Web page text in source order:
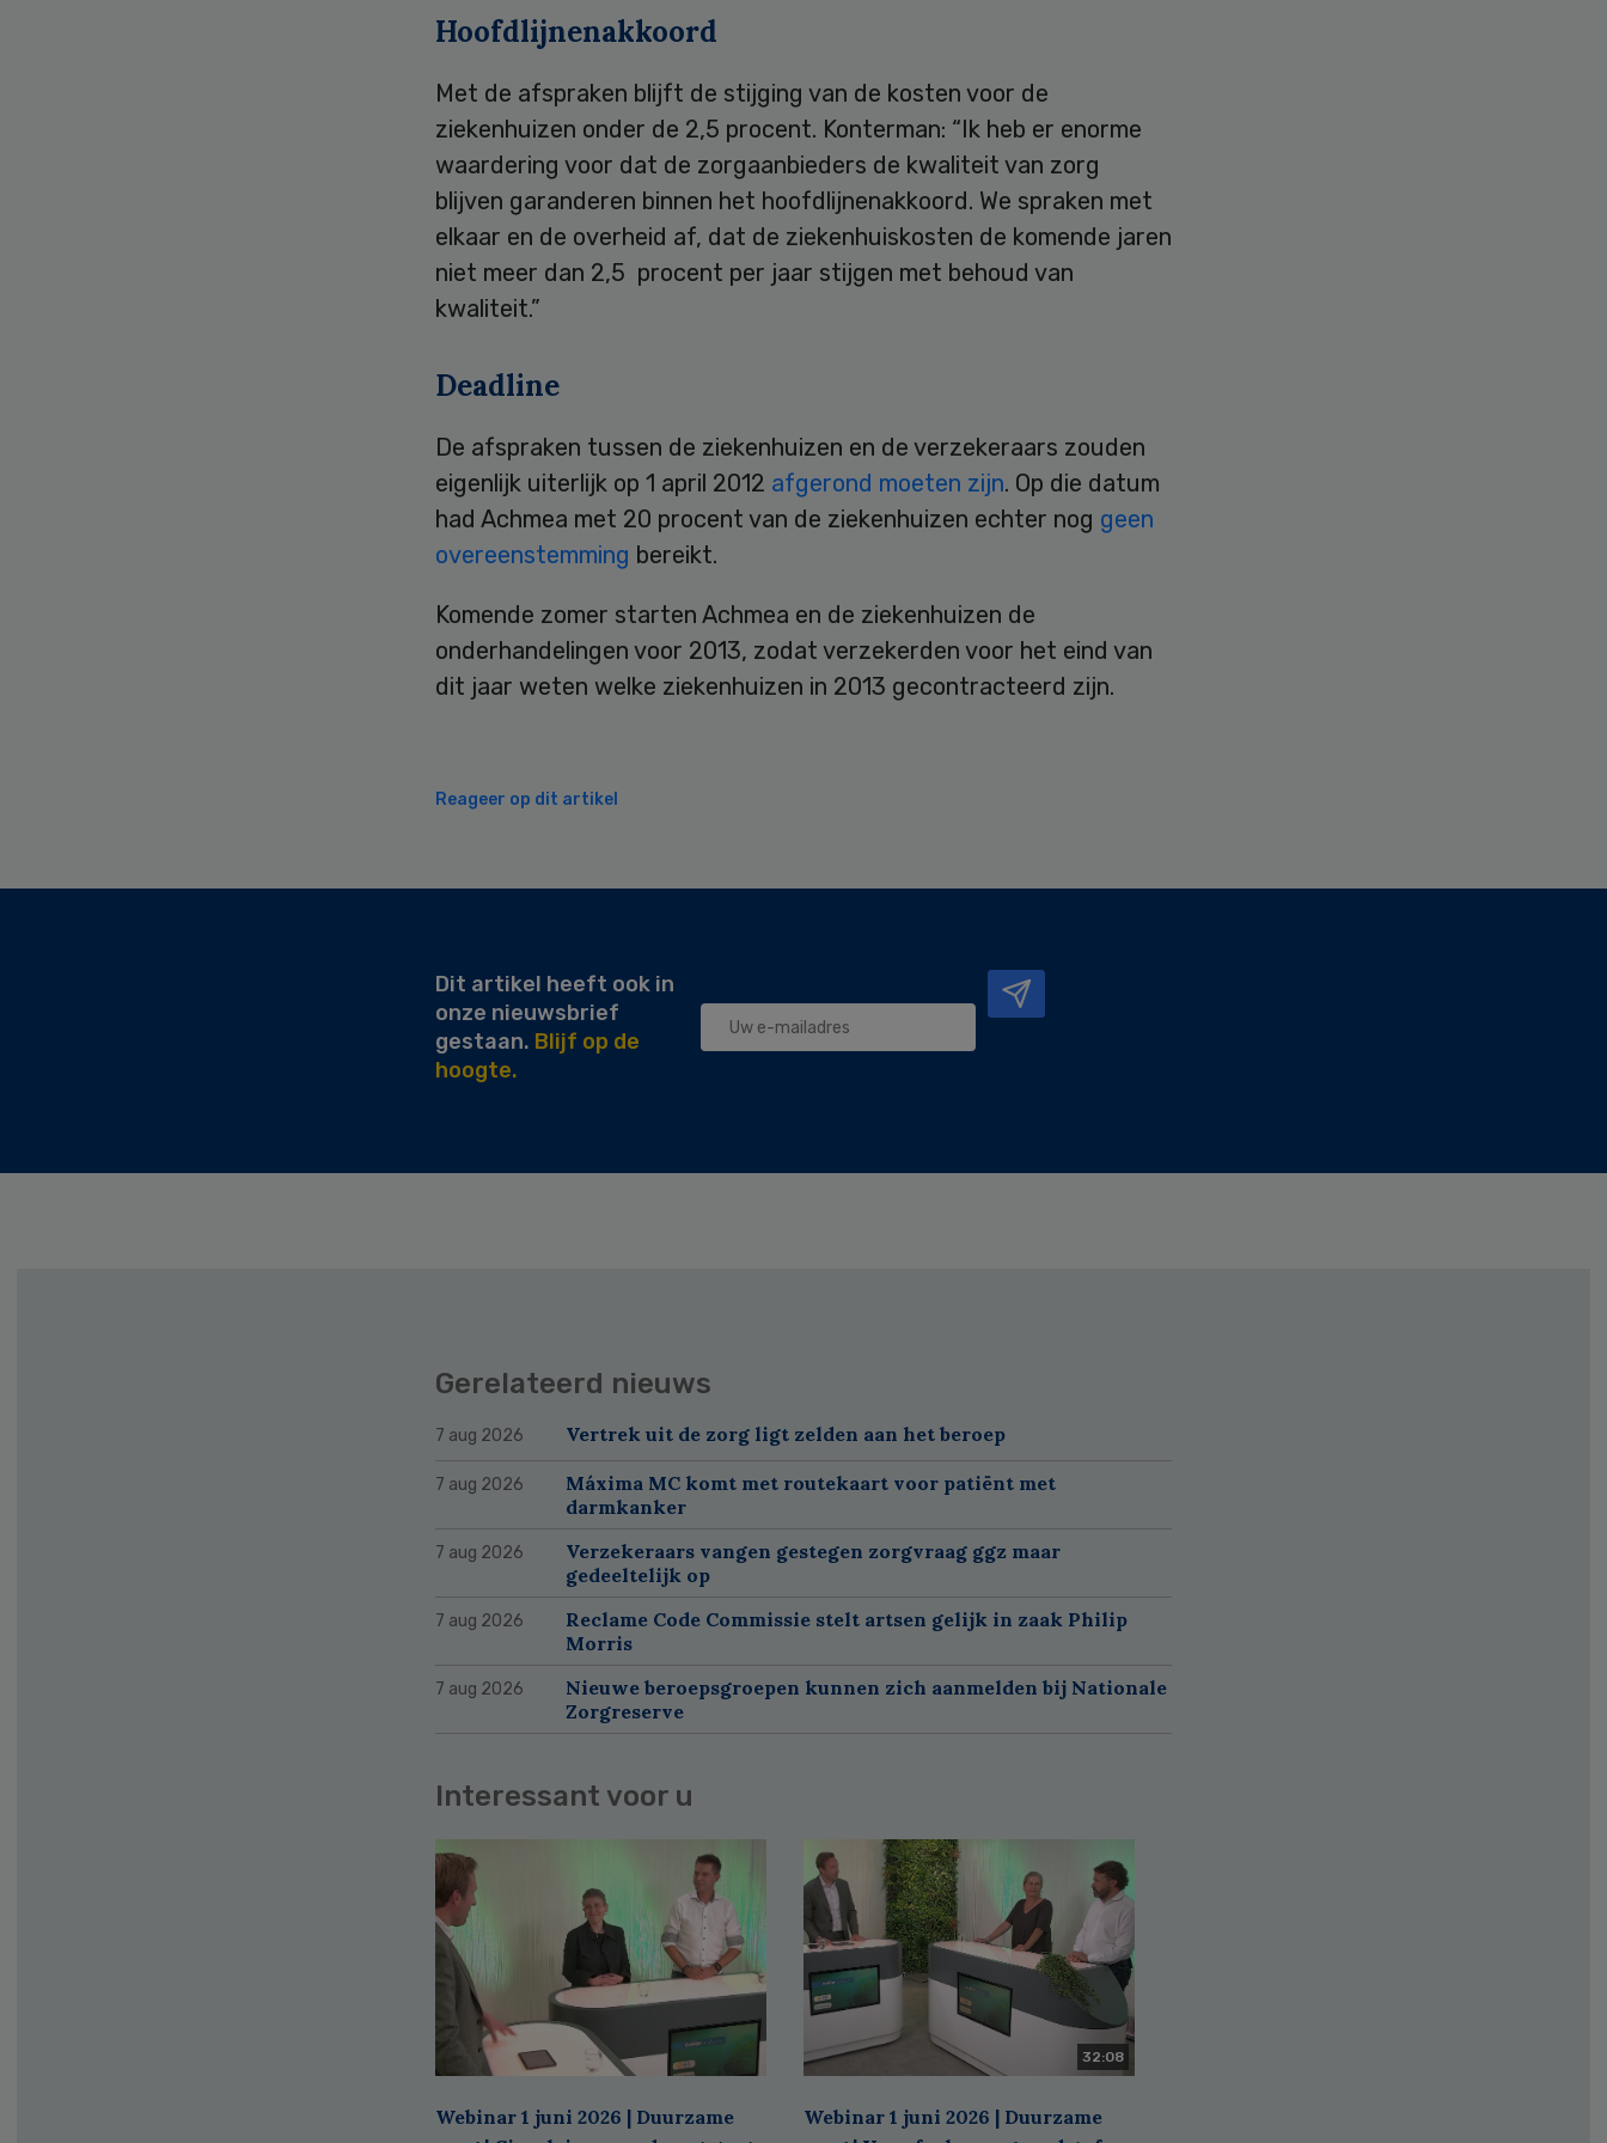
Hoofdlijnenakkoord
Met de afspraken blijft de stijging van de kosten voor de
ziekenhuizen onder de 2,5 procent. Konterman: “Ik heb er enorme
waardering voor dat de zorgaanbieders de kwaliteit van zorg
blijven garanderen binnen het hoofdlijnenakkoord. We spraken met
elkaar en de overheid af, dat de ziekenhuiskosten de komende jaren
niet meer dan 2,5 procent per jaar stijgen met behoud van
kwaliteit.”
Deadline
De afspraken tussen de ziekenhuizen en de verzekeraars zouden
eigenlijk uiterlijk op 1 april 2012 afgerond moeten zijn. Op die datum
had Achmea met 20 procent van de ziekenhuizen echter nog geen
overeenstemming bereikt.
Komende zomer starten Achmea en de ziekenhuizen de
onderhandelingen voor 2013, zodat verzekerden voor het eind van
dit jaar weten welke ziekenhuizen in 2013 gecontracteerd zijn.
Reageer op dit artikel
Dit artikel heeft ook in
onze nieuwsbrief
gestaan. Blijf op de
hoogte.
Gerelateerd nieuws
7 aug 2026 Vertrek uit de zorg ligt zelden aan het beroep
7 aug 2026
Máxima MC komt met routekaart voor patiënt met
darmkanker
7 aug 2026
Verzekeraars vangen gestegen zorgvraag ggz maar
gedeeltelijk op
7 aug 2026
Reclame Code Commissie stelt artsen gelijk in zaak Philip
Morris
7 aug 2026
Nieuwe beroepsgroepen kunnen zich aanmelden bij Nationale
Zorgreserve
Interessant voor u
Webinar 1 juni 2026 | Duurzame
32:08
Webinar 1 juni 2026 | Duurzame